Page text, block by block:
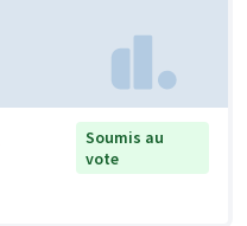
Soumis au
vote